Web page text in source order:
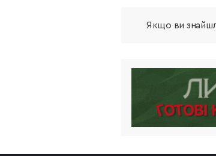
Якщо ви